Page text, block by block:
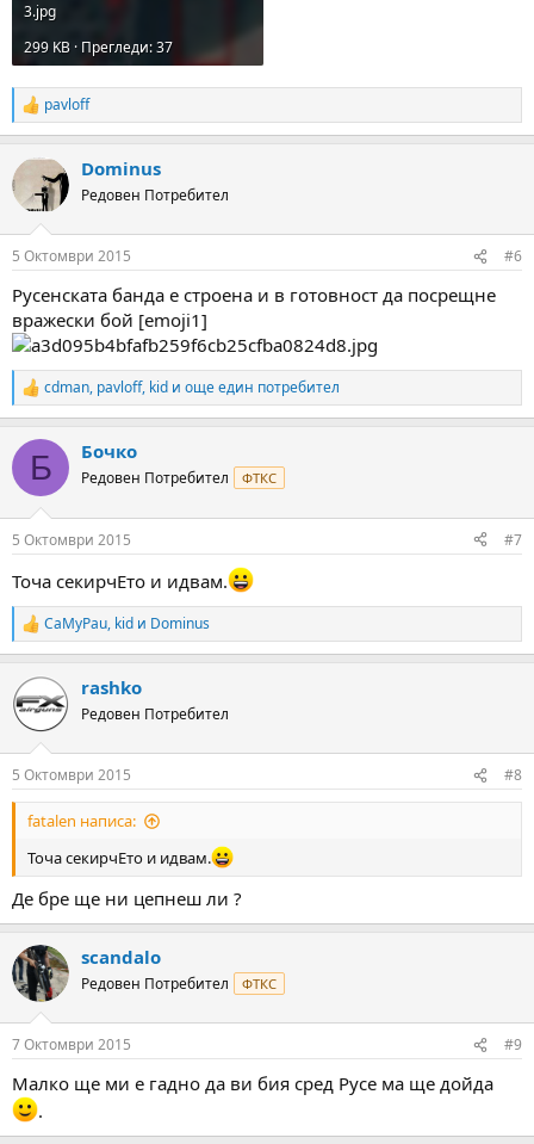
3.jpg
299 KB · Прегледи: 37
R
e
c
i
s
pavloff
Dominus
Редовен Потребител
5 Октомври 2015 #6
Русенската банда е строена и в готовност да посрещне
вражески бой [emoji1]
R
e
c
i
s
cdman, pavloff, kid и още един потребител
Б Бочко
Редовен Потребител ФТКС
5 Октомври 2015 #7
Точа секирчЕто и идвам.
R
e
c
t
i
s
:
CaMyPau, kid и Dominus
rashko
Редовен Потребител
5 Октомври 2015 #8
fatalen написа:
Точа секирчЕто и идвам.
Де бре ще ни цепнеш ли ?
scandalo
Редовен Потребител ФТКС
7 Октомври 2015 #9
Малко ще ми е гадно да ви бия сред Русе ма ще дойда
.